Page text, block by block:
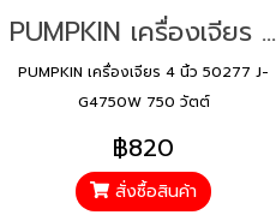
PUMPKIN เครื่องเจียร 4 นิ้ว 50277 J-G4750W 750 วัตต์ (50277)
PUMPKIN เครื่องเจียร 4 นิ้ว 50277 J-
G4750W 750 วัตต์
฿820
สั่งซื้อสินค้า